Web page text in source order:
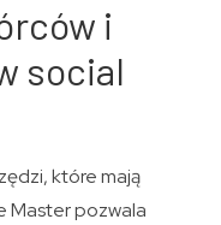
i
social
które mają
Master pozwala